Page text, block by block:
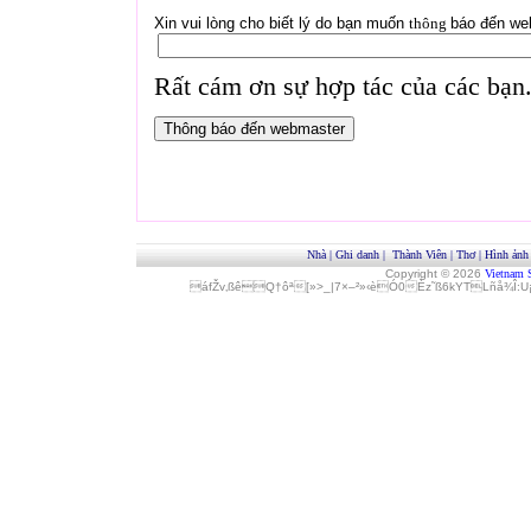
Xin vui lòng cho biết lý do bạn muốn thông báo đến
Rất cám ơn sự hợp tác của các bạn.
Nhà | Ghi danh | Thành Viên | Thơ| Hình ảnh
Copyright © 2026 Vietnam
áfŽv‚ßêQ†ôª[»>_|7×–²»‹èÓ0